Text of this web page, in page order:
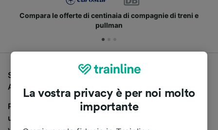
Compara le offerte di centinaia di compagnie di treni e
pullman
Se stai cercando un pullman per viaggiare da Linz a
Aeroporto Stoccarda, sei nel posto giusto.
Per trovare i biglietti dei pullman, è sufficiente avviare
una ricerca in alto, e compareremo i tempi e i costi del
La vostra privacy è per noi molto
importante